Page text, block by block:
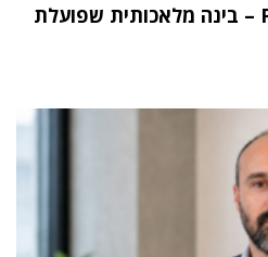
"העתיד הוא Physical AI – בינה מלאכותית שפועלת